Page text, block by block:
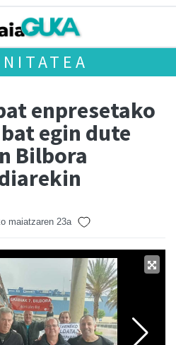
enpresetako
egin dute
Bilbora
maiatzaren 23a